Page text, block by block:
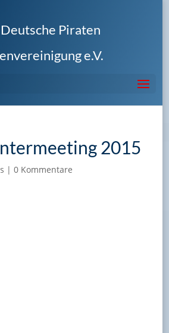
Deutsche Piraten
e.V.
2015
| 0 Kommentare